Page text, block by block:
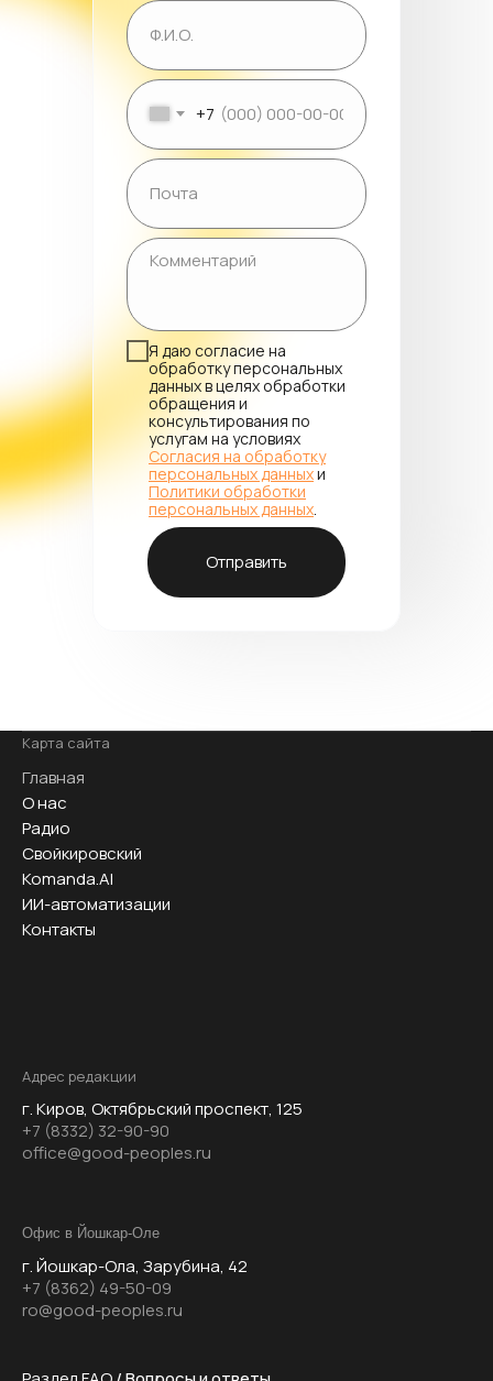
+7
Я даю согласие на
обработку персональных
данных в целях обработки
обращения и
консультирования по
услугам на условиях
Согласия на обработку
персональных данныхи
Политики обработки
персональных данных
Отправить
Карта сайта
Главная
О нас
Радио
Свойкировский
Komanda.AI
ИИ-автоматизации
Контакты
Адрес редакции
г. Киров, Октябрьский проспект, 125
+7 (8332) 32-90-90
office@good-peoples.ru
Офис в Йошкар-Оле
г. Йошкар-Ола, Зарубина, 42
+7 (8362) 49-50-09
ro@good-peoples.ru